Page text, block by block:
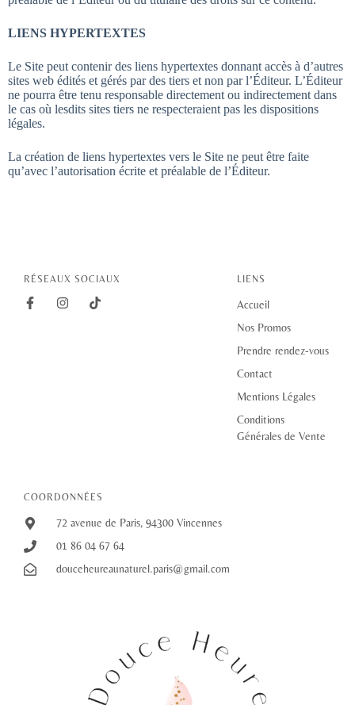
LIENS HYPERTEXTES
Le Site peut contenir des liens hypertextes donnant accès à d’autres
sites web édités et gérés par des tiers et non par l’Éditeur. L’Éditeur
ne pourra être tenu responsable directement ou indirectement dans
le cas où lesdits sites tiers ne respecteraient pas les dispositions
légales.
La création de liens hypertextes vers le Site ne peut être faite
qu’avec l’autorisation écrite et préalable de l’Éditeur.
COORDONNÉES
72 avenue de Paris, 94300 Vincennes
01 86 04 67 64
douceheureaunaturel.paris@gmail.com
LIENS
Accueil
Nos Promos
Prendre rendez-vous
Contact
Mentions Légales
Conditions
Générales de Vente
RÉSEAUX SOCIAUX